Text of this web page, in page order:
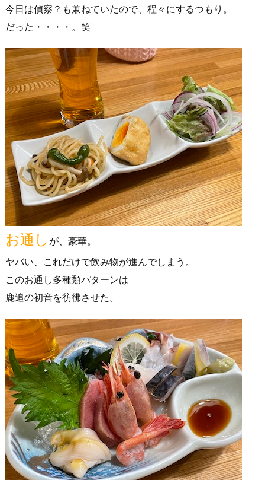
今日は偵察？も兼ねていたので、程々にするつもり。
だった・・・・。笑
お通し が、豪華。
ヤバい、これだけで飲み物が進んでしまう。
このお通し多種類パターンは
鹿追の初音を彷彿させた。